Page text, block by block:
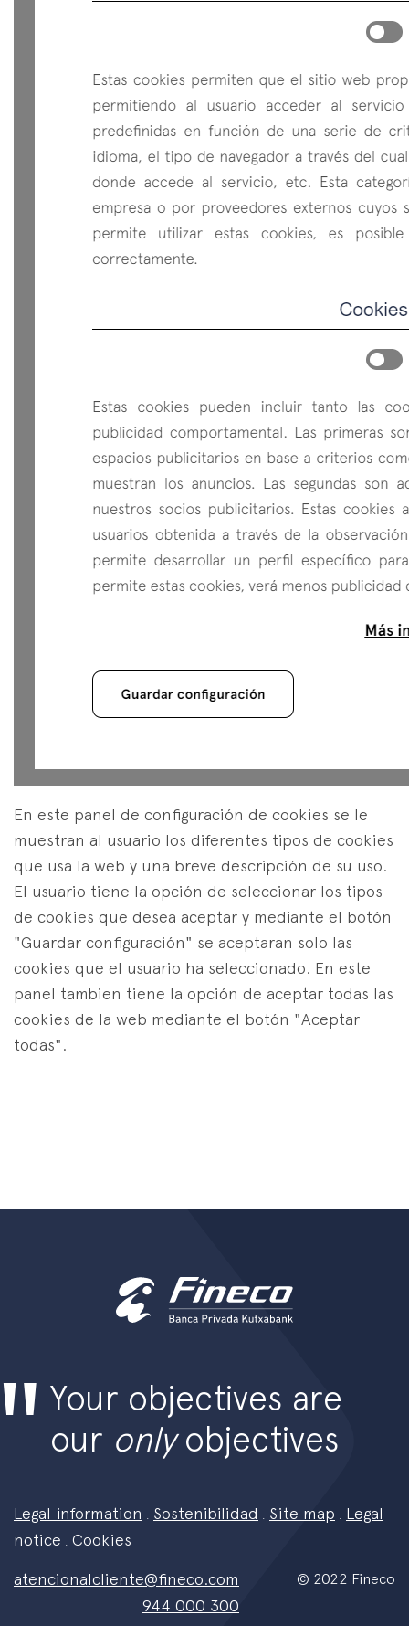
En este panel de configuración de cookies se le
muestran al usuario los diferentes tipos de cookies
que usa la web y una breve descripción de su uso.
El usuario tiene la opción de seleccionar los tipos
de cookies que desea aceptar y mediante el botón
"Guardar configuración" se aceptaran solo las
cookies que el usuario ha seleccionado. En este
panel tambien tiene la opción de aceptar todas las
cookies de la web mediante el botón "Aceptar
todas".
Your objectives are
our onlyobjectives
Legal information Sostenibilidad Site map
Legal
notice
Cookies
atencionalcliente@fineco.com
944 000 300
© 2022 Fineco